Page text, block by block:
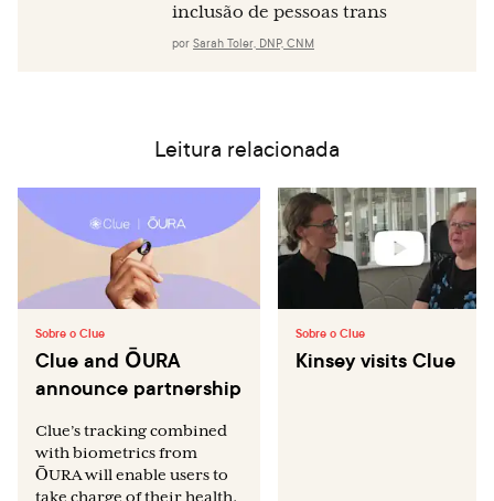
inclusão de pessoas trans
por Sarah Toler, DNP, CNM
Leitura relacionada
Sobre o Clue
Clue and ŌURA
announce partnership
Clue’s tracking combined
with biometrics from
ŌURA will enable users to
take charge of their health.
Sobre o Clue
Kinsey visits Clue